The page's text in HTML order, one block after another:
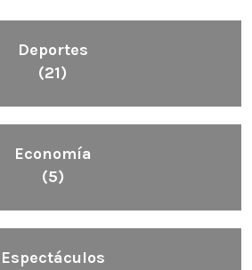
Deportes
(21)
Economía
(5)
Espectáculos